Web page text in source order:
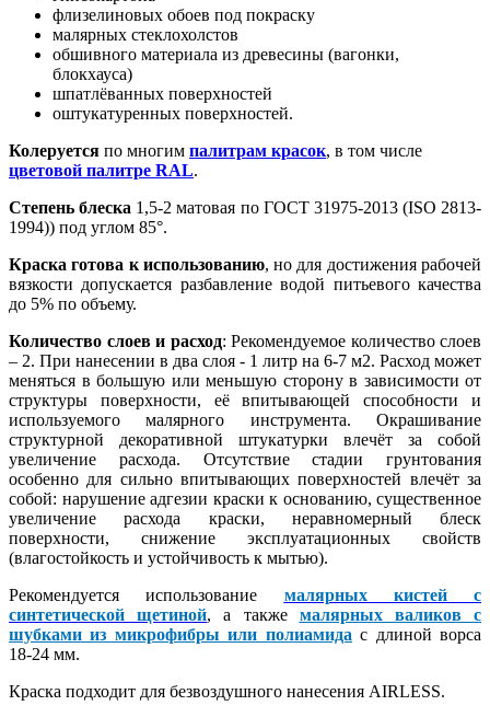
флизелиновых обоев под покраску
малярных стеклохолстов
обшивного материала из древесины (вагонки,
блокхауса)
шпатлёванных поверхностей
оштукатуренных поверхностей.
Колеруется по многим палитрам красок, в том числе
цветовой палитре RAL.
Степень блеска 1,5-2 матовая по ГОСТ 31975-2013 (ISO 2813-
1994)) под углом 85°.
Краска готова к использованию, но для достижения рабочей
вязкости допускается разбавление водой питьевого качества
до 5% по объему.
Количество слоев и расход: Рекомендуемое количество слоев
– 2. При нанесении в два слоя - 1 литр на 6-7 м2. Расход может
меняться в большую или меньшую сторону в зависимости от
структуры поверхности, её впитывающей способности и
используемого малярного инструмента. Окрашивание
структурной декоративной штукатурки влечёт за собой
увеличение расхода. Отсутствие стадии грунтования
особенно для сильно впитывающих поверхностей влечёт за
собой: нарушение адгезии краски к основанию, существенное
увеличение расхода краски, неравномерный блеск
поверхности, снижение эксплуатационных свойств
(влагостойкость и устойчивость к мытью).
Рекомендуется использование малярных кистей с
синтетической щетиной, а также малярных валиков с
шубками из микрофибры или полиамида с длиной ворса
18-24 мм.
Краска подходит для безвоздушного нанесения AIRLESS.